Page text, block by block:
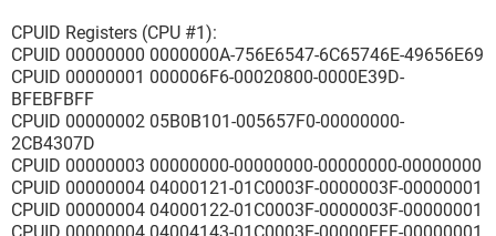
CPUID Registers (CPU #1):
CPUID 00000000 0000000A-756E6547-6C65746E-49656E69
CPUID 00000001 000006F6-00020800-0000E39D-
BFEBFBFF
CPUID 00000002 05B0B101-005657F0-00000000-
2CB4307D
CPUID 00000003 00000000-00000000-00000000-00000000
CPUID 00000004 04000121-01C0003F-0000003F-00000001
CPUID 00000004 04000122-01C0003F-0000003F-00000001